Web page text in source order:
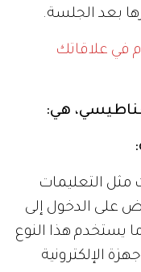
بعد الجلسة.
هي:
مثل التعليمات
على الدخول إلى
يستخدم هذا النوع
الإلكترونية